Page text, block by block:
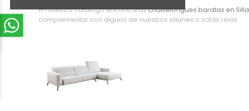
En nuestro catálogo encontraráschaiselongues baratas en Silla
complementar con alguno de nuestros sillones o sofás relax.